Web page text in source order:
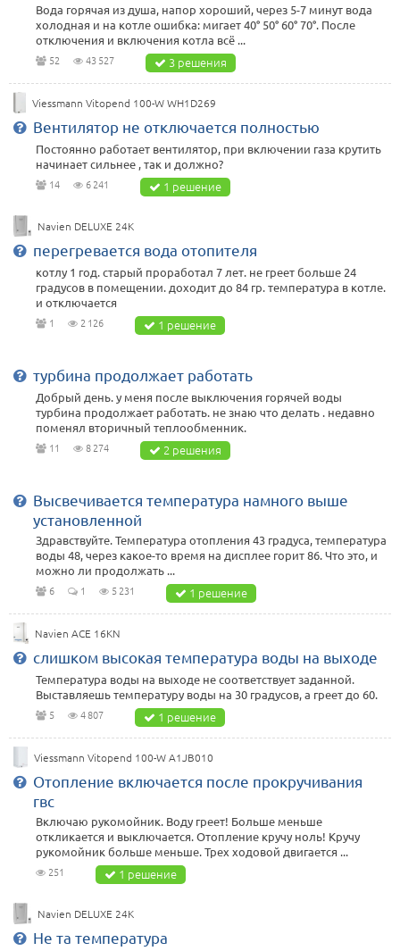
Вода горячая из душа, напор хороший, через 5-7 минут вода
холодная и на котле ошибка: мигает 40° 50° 60° 70°. После
отключения и включения котла всё ...
52 43 527 3 решения
Viessmann Vitopend 100-W WH1D269
Вентилятор не отключается полностью
Постоянно работает вентилятор, при включении газа крутить
начинает сильнее , так и должно?
14 6 241 1 решение
Navien DELUXE 24K
перегревается вода отопителя
котлу 1 год. старый проработал 7 лет. не греет больше 24
градусов в помещении. доходит до 84 гр. температура в котле.
и отключается
1 2 126 1 решение
турбина продолжает работать
Добрый день. у меня после выключения горячей воды
турбина продолжает работать. не знаю что делать . недавно
поменял вторичный теплообменник.
11 8 274 2 решения
Высвечивается температура намного выше
установленной
Здравствуйте. Температура отопления 43 градуса, температура
воды 48, через какое-то время на дисплее горит 86. Что это, и
можно ли продолжать ...
6 1 5 231 1 решение
Navien ACE 16KN
слишком высокая температура воды на выходе
Температура воды на выходе не соответствует заданной.
Выставляешь температуру воды на 30 градусов, а греет до 60.
5 4 807 1 решение
Viessmann Vitopend 100-W A1JB010
Отопление включается после прокручивания
гвс
Включаю рукомойник. Воду греет! Больше меньше
откликается и выключается. Отопление кручу ноль! Кручу
рукомойник больше меньше. Трех ходовой двигается ...
251 1 решение
Navien DELUXE 24K
Не та температура